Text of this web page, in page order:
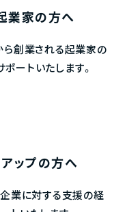
業家の方へ
ら創業される起業家の
ートいたします。
ップの方へ
業に対する支援の経